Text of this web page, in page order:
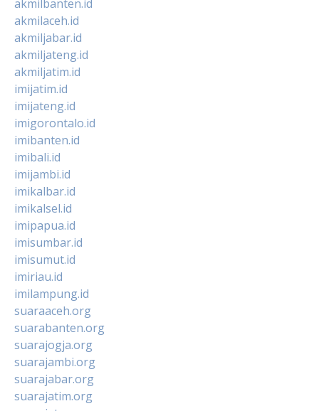
akmilbanten.id
akmilaceh.id
akmiljabar.id
akmiljateng.id
akmiljatim.id
imijatim.id
imijateng.id
imigorontalo.id
imibanten.id
imibali.id
imijambi.id
imikalbar.id
imikalsel.id
imipapua.id
imisumbar.id
imisumut.id
imiriau.id
imilampung.id
suaraaceh.org
suarabanten.org
suarajogja.org
suarajambi.org
suarajabar.org
suarajatim.org